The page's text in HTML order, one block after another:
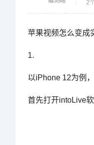
2
苹果视频怎么变成
1.
以iPhone 12为例
首先打开intoLive